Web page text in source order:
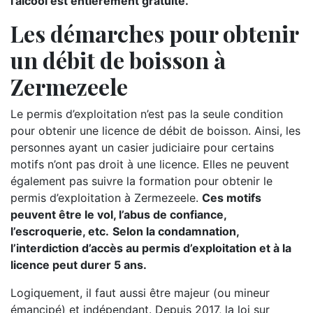
Les démarches pour obtenir
un débit de boisson à
Zermezeele
Le permis d’exploitation n’est pas la seule condition
pour obtenir une licence de débit de boisson. Ainsi, les
personnes ayant un casier judiciaire pour certains
motifs n’ont pas droit à une licence. Elles ne peuvent
également pas suivre la formation pour obtenir le
permis d’exploitation à Zermezeele. Ces motifs
peuvent être le vol, l’abus de confiance,
l’escroquerie, etc. Selon la condamnation,
l’interdiction d’accès au permis d’exploitation et à la
licence peut durer 5 ans.
Logiquement, il faut aussi être majeur (ou mineur
émancipé) et indépendant. Depuis 2017, la loi sur